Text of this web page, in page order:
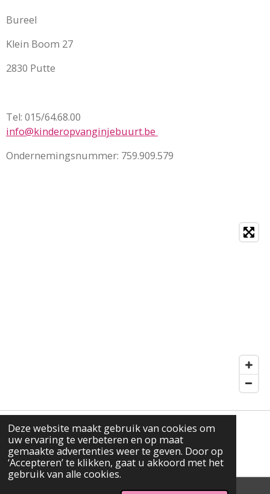
Deze website maakt gebruik van cookies om
uw ervaring te verbeteren en op maat
gemaakte advertenties weer te geven. Door op
‘Accepteren’ te klikken, gaat u akkoord met het
gebruik van alle cookies.
Bureel
Klein Boom 27
2830 Putte
Tel: 015/64.68.00
info@kinderopvanginjebuurt.be
Ondernemingsnummer: 759.909.579
F
A
C
E
W
H
A
T